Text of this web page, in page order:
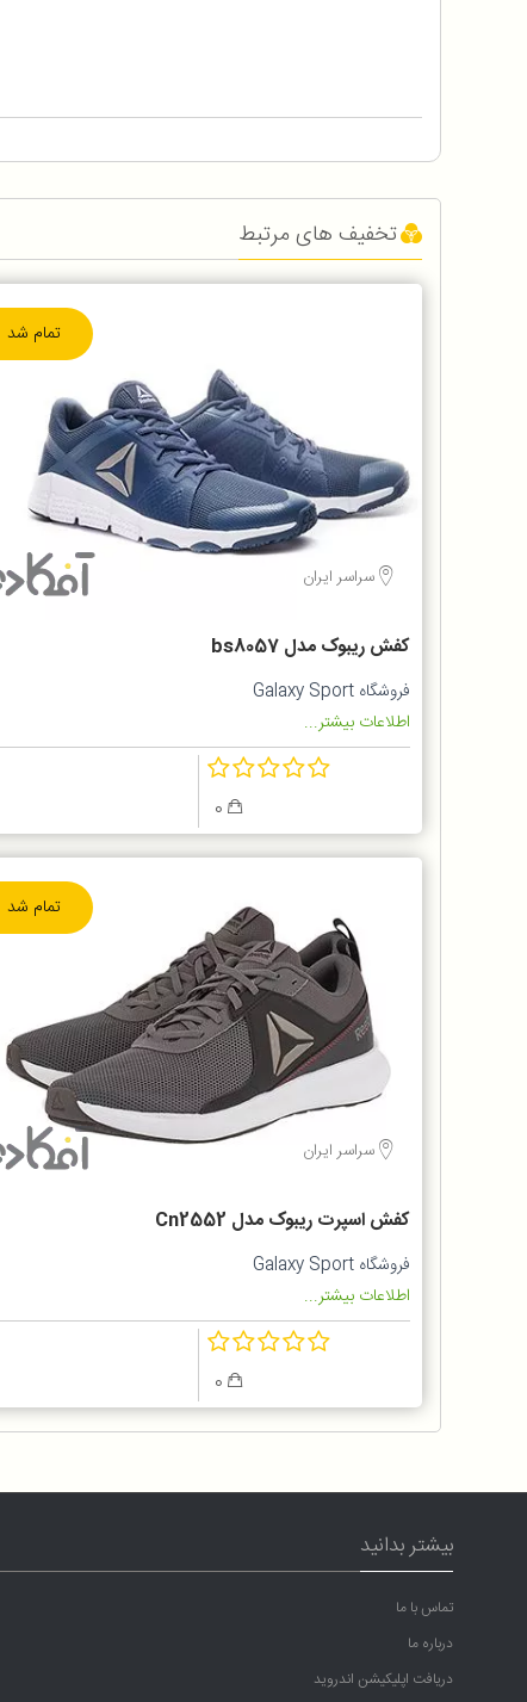
تخفیف های مرتبط
تمام شد
سراسر ایران
کفش ریبوک مدل bs8057
فروشگاه Galaxy Sport
اطلاعات بیشتر...
تمام شد
سراسر ایران
کفش اسپرت ریبوک مدل Cn2552
فروشگاه Galaxy Sport
اطلاعات بیشتر...
بیشتر بدانید
تماس با ما
درباره ما
دریافت اپلیکیشن اندروید